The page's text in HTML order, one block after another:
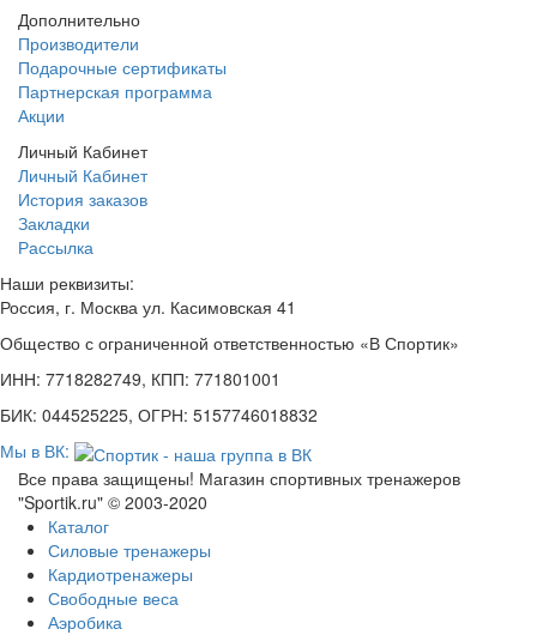
Дополнительно
Производители
Подарочные сертификаты
Партнерская программа
Акции
Личный Кабинет
Личный Кабинет
История заказов
Закладки
Рассылка
Наши реквизиты:
Россия, г. Москва ул. Касимовская 41
Общество с ограниченной ответственностью «В Спортик»
ИНН: 7718282749, КПП: 771801001
БИК: 044525225, ОГРН: 5157746018832
Мы в ВК:
Все права защищены! Магазин спортивных тренажеров
"Sportik.ru" © 2003-2020
Каталог
Силовые тренажеры
Кардиотренажеры
Свободные веса
Аэробика